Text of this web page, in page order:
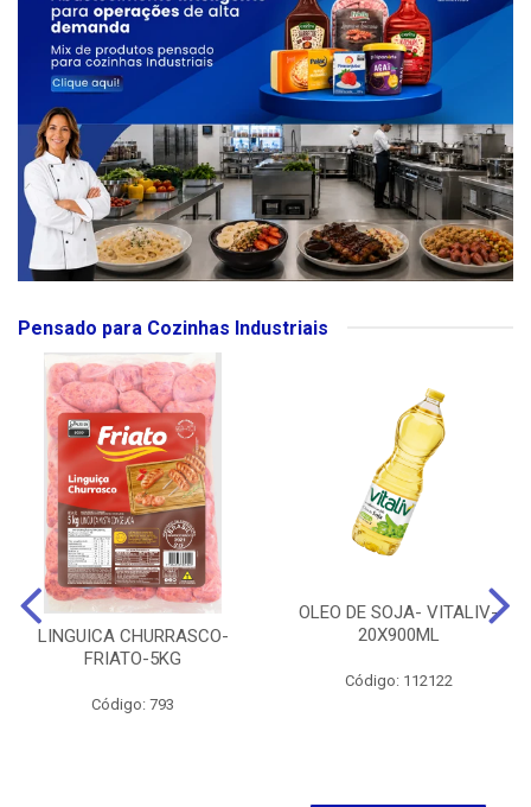
Pensado para Cozinhas Industriais
LINGUICA CHURRASCO-
FRIATO-5KG
Código: 793
OLEO DE SOJA- VITALIV-
20X900ML
Código: 112122